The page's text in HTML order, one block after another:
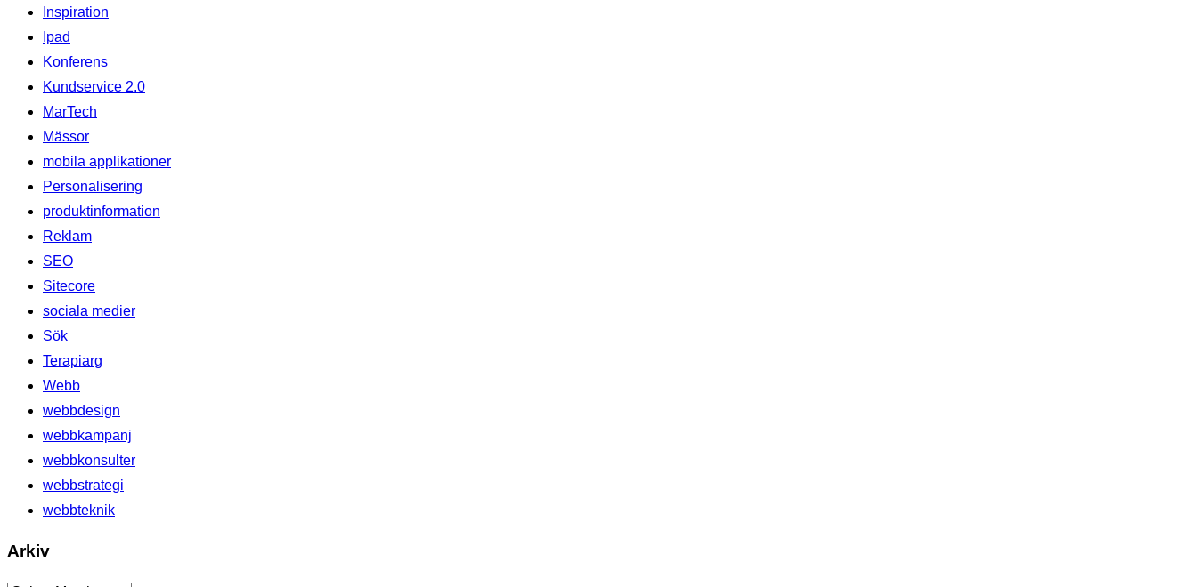
Inspiration
Ipad
Konferens
Kundservice 2.0
MarTech
Mässor
mobila applikationer
Personalisering
produktinformation
Reklam
SEO
Sitecore
sociala medier
Sök
Terapiarg
Webb
webbdesign
webbkampanj
webbkonsulter
webbstrategi
webbteknik
Arkiv